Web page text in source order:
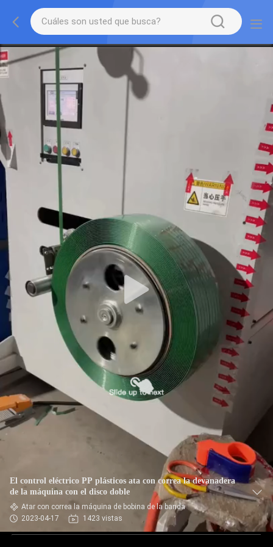
El control eléctrico PP plásticos ata con correa la devanadera
de la máquina con el disco doble
Atar con correa la máquina de bobina de la banda
2023-04-17
1423 vistas